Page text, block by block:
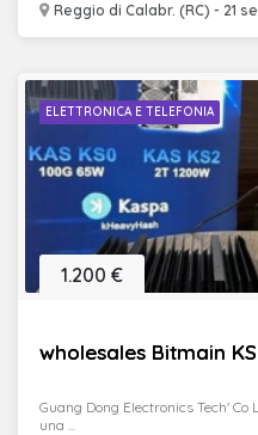
Reggio di Calabr. (RC) - 21
ELETTRONICA E TELEFONIA
wholesales Bitmain
1.200 €
Guang Dong Electronics Tech'
una ...